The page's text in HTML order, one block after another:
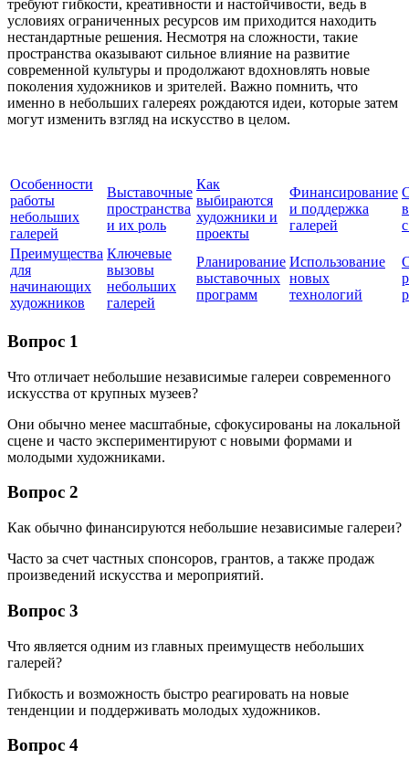
требуют гибкости, креативности и настойчивости, ведь в
условиях ограниченных ресурсов им приходится находить
нестандартные решения. Несмотря на сложности, такие
пространства оказывают сильное влияние на развитие
современной культуры и продолжают вдохновлять новые
поколения художников и зрителей. Важно помнить, что
именно в небольших галереях рождаются идеи, которые затем
могут изменить взгляд на искусство в целом.
Особенности
работы
небольших
галерей
Выставочные
пространства
и их роль
Как
выбираются
художники и
проекты
Финансирование
и поддержка
галерей
Преимущества
для
начинающих
художников
Ключевые
вызовы
небольших
галерей
Рланирование
выставочных
программ
Использование
новых
технологий
Вопрос 1
Что отличает небольшие независимые галереи современного
искусства от крупных музеев?
Они обычно менее масштабные, сфокусированы на локальной
сцене и часто экспериментируют с новыми формами и
молодыми художниками.
Вопрос 2
Как обычно финансируются небольшие независимые галереи?
Часто за счет частных спонсоров, грантов, а также продаж
произведений искусства и мероприятий.
Вопрос 3
Что является одним из главных преимуществ небольших
галерей?
Гибкость и возможность быстро реагировать на новые
тенденции и поддерживать молодых художников.
Вопрос 4